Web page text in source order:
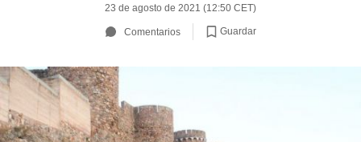
23 de agosto de 2021 (12:50 CET)
Comentarios Guardar